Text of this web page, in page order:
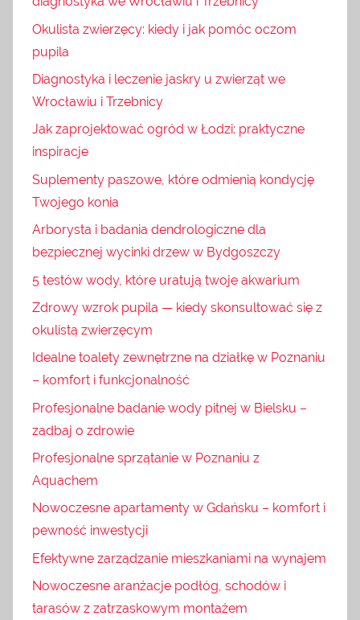
Okulista zwierzęcy: kiedy i jak pomóc oczom
pupila
Diagnostyka i leczenie jaskry u zwierząt we
Wrocławiu i Trzebnicy
Jak zaprojektować ogród w Łodzi: praktyczne
inspiracje
Suplementy paszowe, które odmienią kondycję
Twojego konia
Arborysta i badania dendrologiczne dla
bezpiecznej wycinki drzew w Bydgoszczy
5 testów wody, które uratują twoje akwarium
Zdrowy wzrok pupila — kiedy skonsultować się z
okulistą zwierzęcym
Idealne toalety zewnętrzne na działkę w Poznaniu
– komfort i funkcjonalność
Profesjonalne badanie wody pitnej w Bielsku –
zadbaj o zdrowie
Profesjonalne sprzątanie w Poznaniu z
Aquachem
Nowoczesne apartamenty w Gdańsku – komfort i
pewność inwestycji
Efektywne zarządzanie mieszkaniami na wynajem
Nowoczesne aranżacje podłóg, schodów i
tarasów z zatrzaskowym montażem